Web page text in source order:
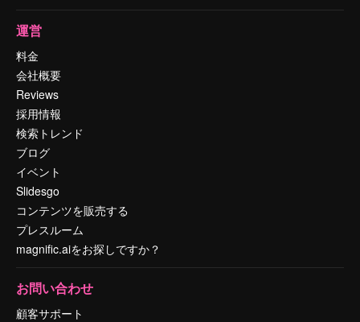
運営
料金
会社概要
Reviews
採用情報
検索トレンド
ブログ
イベント
Slidesgo
コンテンツを販売する
プレスルーム
magnific.aiをお探しですか？
お問い合わせ
顧客サポート